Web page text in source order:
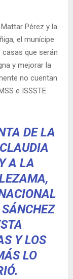
Pérez y la
el munícipe
que serán
y mejorar la
no cuentan
e ISSSTE.
DE LA
A LA
Y LOS
LO